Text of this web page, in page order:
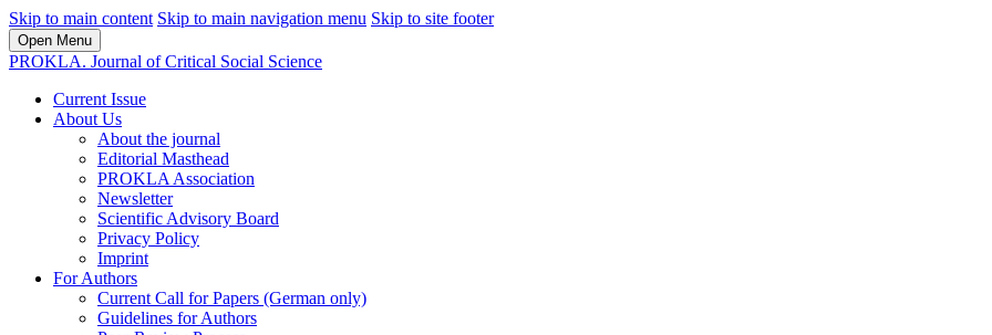
Skip to main content Skip to main navigation menu Skip to site footer
Open Menu
PROKLA. Journal of Critical Social Science
Current Issue
About Us
About the journal
Editorial Masthead
PROKLA Association
Newsletter
Scientific Advisory Board
Privacy Policy
Imprint
For Authors
Current Call for Papers (German only)
Guidelines for Authors